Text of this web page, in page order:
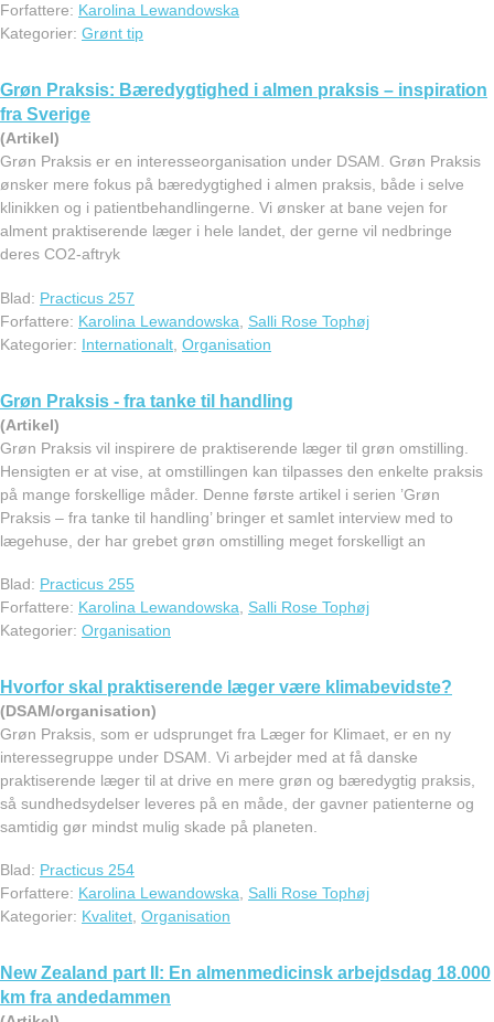
Forfattere: Karolina Lewandowska
Kategorier: Grønt tip
Grøn Praksis: Bæredygtighed i almen praksis – inspiration
fra Sverige
(Artikel)
Grøn Praksis er en interesseorganisation under DSAM. Grøn Praksis
ønsker mere fokus på bæredygtighed i almen praksis, både i selve
klinikken og i patientbehandlingerne. Vi ønsker at bane vejen for
alment praktiserende læger i hele landet, der gerne vil nedbringe
deres CO2-aftryk
Blad: Practicus 257
Forfattere: Karolina Lewandowska
Salli Rose Tophøj
Kategorier: Internationalt Organisation
Grøn Praksis - fra tanke til handling
(Artikel)
Grøn Praksis vil inspirere de praktiserende læger til grøn omstilling.
Hensigten er at vise, at omstillingen kan tilpasses den enkelte praksis
på mange forskellige måder. Denne første artikel i serien ’Grøn
Praksis – fra tanke til handling’ bringer et samlet interview med to
lægehuse, der har grebet grøn omstilling meget forskelligt an
Blad: Practicus 255
Forfattere: Karolina Lewandowska
Salli Rose Tophøj
Kategorier: Organisation
Hvorfor skal praktiserende læger være klimabevidste?
(DSAM/organisation)
Grøn Praksis, som er udsprunget fra Læger for Klimaet, er en ny
interessegruppe under DSAM. Vi arbejder med at få danske
praktiserende læger til at drive en mere grøn og bæredygtig praksis,
så sundhedsydelser leveres på en måde, der gavner patienterne og
samtidig gør mindst mulig skade på planeten.
Blad: Practicus 254
Forfattere: Karolina Lewandowska, Salli Rose Tophøj
Kategorier: Kvalitet, Organisation
New Zealand part II: En almenmedicinsk arbejdsdag 18.000
km fra andedammen